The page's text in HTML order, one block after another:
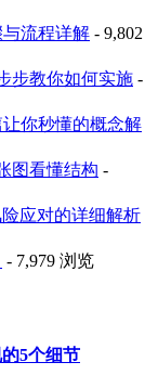
流程详解 - 9,802
步教你如何实施 -
你秒懂的概念解
图看懂结构 -
应对的详细解析
- 7,979 浏览
5个细节